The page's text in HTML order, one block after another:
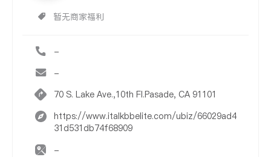
暂无商家福利
-
-
70 S. Lake Ave.,10th Fl.Pasade, CA 91101
https://www.italkbbelite.com/ubiz/66029ad4
31d531db74f68909
-